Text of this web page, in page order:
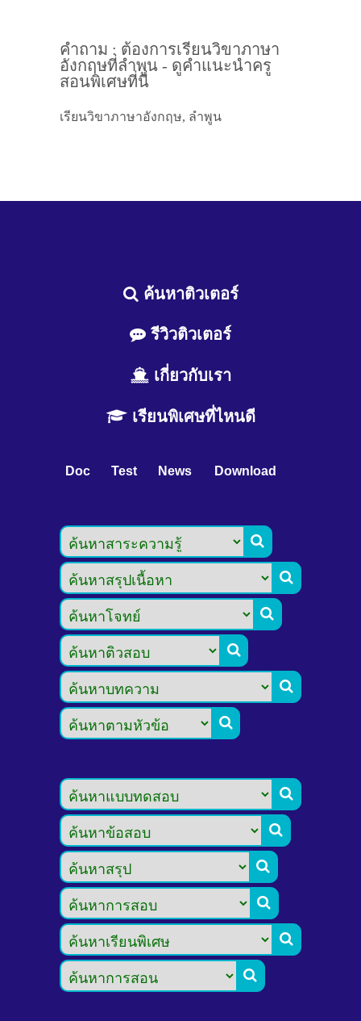
คำถาม : ต้องการเรียนวิขาภาษา
อังกฤษที่ลำพูน - ดูคำแนะนำครู
สอนพิเศษที่นี่
เรียนวิขาภาษาอังกฤษ, ลำพูน
ค้นหาติวเตอร์
รีวิวติวเตอร์
เกี่ยวกับเรา
เรียนพิเศษที่ไหนดี
Doc Test News Download











